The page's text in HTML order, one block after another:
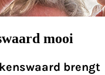
mooi
brengt